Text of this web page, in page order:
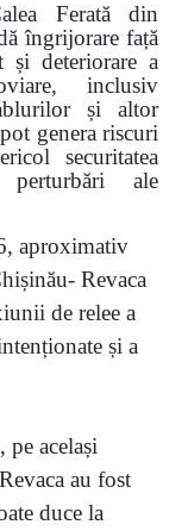
Ferată din
îngrijorare față
și deteriorare a
inclusiv
și altor
genera riscuri
securitatea
ale
aproximativ
Revaca
de relee a
și a
același
au fost
duce la